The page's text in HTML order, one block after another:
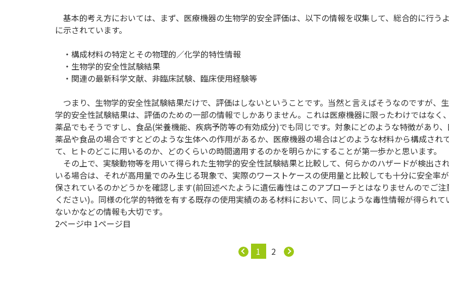
基本的考え方においては、まず、医療機器の生物学的安全評価は、以下の情報を収集して、総合的に行う
に示されています。
・構成材料の特定とその物理的／化学的特性情報
・生物学的安全性試験結果
・関連の最新科学文献、非臨床試験、臨床使用経験等
つまり、生物学的安全性試験結果だけで、評価はしないということです。当然と言えばそうなのですが、
学的安全性試験結果は、評価のための一部の情報でしかありません。これは医療機器に限ったわけではなく
薬品でもそうですし、食品(栄養機能、疾病予防等の有効成分)でも同じです。対象にどのような特徴があり
薬品や食品の場合ですとどのような生体への作用があるか、医療機器の場合はどのような材料から構成され
て、ヒトのどこに用いるのか、どのくらいの時間適用するのかを明らかにすることが第一歩かと思います。
その上で、実験動物等を用いて得られた生物学的安全性試験結果と比較して、何らかのハザードが検出さ
いる場合は、それが高用量でのみ生じる現象で、実際のワーストケースの使用量と比較しても十分に安全率
保されているのかどうかを確認します(前回述べたように遺伝毒性はこのアプローチとはなりませんのでご注
ください)。同様の化学的特徴を有する既存の使用実績のある材料において、同じような毒性情報が得られて
ないかなどの情報も大切です。
2ページ中 1ページ目
1 2